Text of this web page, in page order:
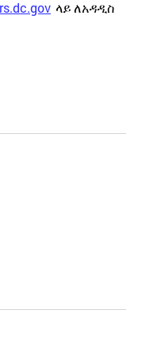
ላይ ለአዳዲስ